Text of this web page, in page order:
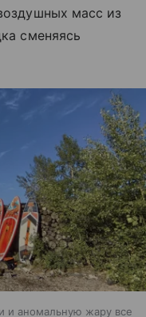
масс из
сменяясь
и аномальную жару все